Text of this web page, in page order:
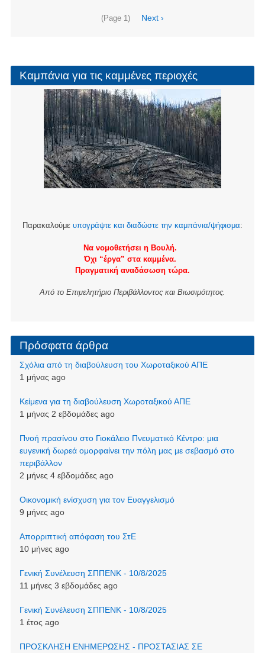
(Page 1)
Next
Next ›
Καμπάνια για τις καμμένες περιοχές
Παρακαλούμε υπογράψτε και διαδώστε την καμπάνια/ψήφισμα:
Να νομοθετήσει η Βουλή.
Όχι “έργα” στα καμμένα.
Πραγματική αναδάσωση τώρα.
Από το Επιμελητήριο Περιβάλλοντος και Βιωσιμότητος.
Πρόσφατα άρθρα
Σχόλια από τη διαβούλευση του Χωροταξικού ΑΠΕ
1 μήνας ago
Kείμενα για τη διαβούλευση Χωροταξικού ΑΠΕ
1 μήνας 2 εβδομάδες ago
Πνοή πρασίνου στο Γιοκάλειο Πνευματικό Κέντρο: μια
ευγενική δωρεά ομορφαίνει την πόλη μας με σεβασμό στο
περιβάλλον
2 μήνες 4 εβδομάδες ago
Οικονομική ενίσχυση για τον Ευαγγελισμό
9 μήνες ago
Απορριπτική απόφαση του ΣτΕ
10 μήνες ago
Γενική Συνέλευση ΣΠΠΕΝΚ - 10/8/2025
11 μήνες 3 εβδομάδες ago
Γενική Συνέλευση ΣΠΠΕΝΚ - 10/8/2025
1 έτος ago
ΠΡΟΣΚΛΗΣΗ ΕΝΗΜΕΡΩΣΗΣ - ΠΡΟΣΤΑΣΙΑΣ ΣΕ